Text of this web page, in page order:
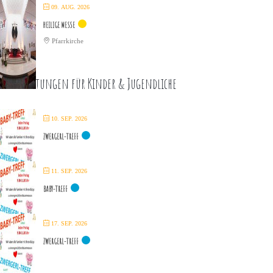
09. AUG. 2026
HEILIGE MESSE
Pfarrkirche
für Kinder & Jugendliche
10. SEP. 2026
ZWERGERL-TREFF
11. SEP. 2026
BABY-TREFF
17. SEP. 2026
ZWERGERL-TREFF